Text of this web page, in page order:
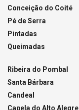
Conceição do Coité
Pé de Serra
Pintadas
Queimadas
Ribeira do Pombal
Santa Bárbara
Candeal
Capela do Alto Alegre